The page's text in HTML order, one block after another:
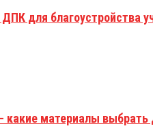
ДПК для благоустройства
какие материалы выбрать